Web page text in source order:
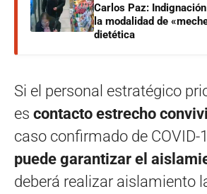
Carlos Paz:
la modalidad de
dietética
Si el personal estratégico
es contacto estrecho
caso confirmado de COVID-
puede garantizar el
deberá realizar aislamiento